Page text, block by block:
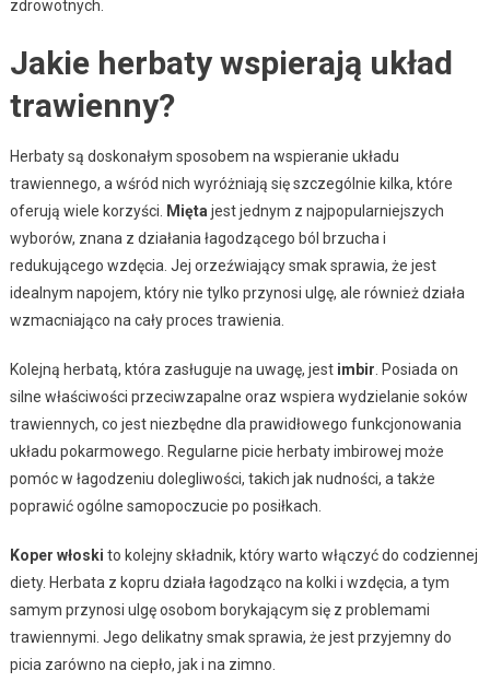
zdrowotnych.
Jakie herbaty wspierają układ
trawienny?
Herbaty są doskonałym sposobem na wspieranie układu
trawiennego, a wśród nich wyróżniają się szczególnie kilka, które
oferują wiele korzyści. Miętajest jednym z najpopularniejszych
wyborów, znana z działania łagodzącego ból brzucha i
redukującego wzdęcia. Jej orzeźwiający smak sprawia, że jest
idealnym napojem, który nie tylko przynosi ulgę, ale również działa
wzmacniająco na cały proces trawienia.
Kolejną herbatą, która zasługuje na uwagę, jest imbir. Posiada on
silne właściwości przeciwzapalne oraz wspiera wydzielanie soków
trawiennych, co jest niezbędne dla prawidłowego funkcjonowania
układu pokarmowego. Regularne picie herbaty imbirowej może
pomóc w łagodzeniu dolegliwości, takich jak nudności, a także
poprawić ogólne samopoczucie po posiłkach.
Koper włoski to kolejny składnik, który warto włączyć do codziennej
diety. Herbata z kopru działa łagodząco na kolki i wzdęcia, a tym
samym przynosi ulgę osobom borykającym się z problemami
trawiennymi. Jego delikatny smak sprawia, że jest przyjemny do
picia zarówno na ciepło, jak i na zimno.